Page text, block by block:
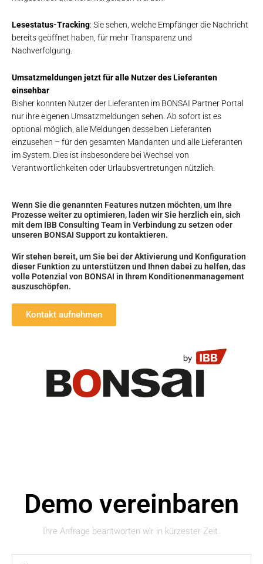
Lesestatus-Tracking: Sie sehen, welche Empfänger die Nachricht
bereits geöffnet haben, für mehr Transparenz und
Nachverfolgung.
Umsatzmeldungen jetzt für alle Nutzer des Lieferanten
einsehbar
Bisher konnten Nutzer der Lieferanten im BONSAI Partner Portal
nur ihre eigenen Umsatzmeldungen sehen. Ab sofort ist es
optional möglich, alle Meldungen desselben Lieferanten
einzusehen – für den gesamten Mandanten und alle Lieferanten
im System. Dies ist insbesondere bei Wechsel von
Verantwortlichkeiten oder Urlaubsvertretungen nützlich.
Wenn Sie die genannten Features nutzen möchten, um Ihre
Prozesse weiter zu optimieren, laden wir Sie herzlich ein, sich
mit dem IBB Consulting Team in Verbindung zu setzen oder
unseren BONSAI Support zu kontaktieren.
Wir stehen bereit, um Sie bei der Aktivierung und Konfiguration
dieser Funktion zu unterstützen und Ihnen dabei zu helfen, das
volle Potenzial von BONSAI in Ihrem Konditionenmanagement
auszuschöpfen.
Kontakt aufnehmen
Demo vereinbaren
Ihre Anfrage beantworten wir in kürzester Zeit.